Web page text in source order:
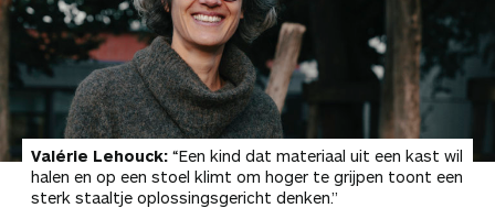
Valérie Lehouck: “Een kind dat materiaal uit een kast wil
halen en op een stoel klimt om hoger te grijpen toont een
sterk staaltje oplossingsgericht denken.”